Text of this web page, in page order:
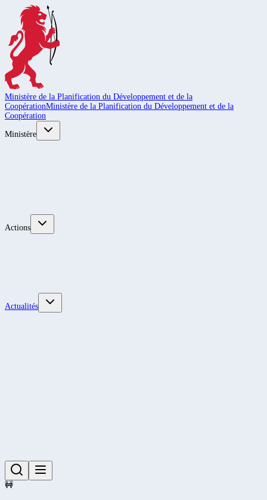
Ministère de la Planification du Développement et de la
CoopérationMinistère de la Planification du Développement et de la
Coopération
Ministère
Actions
Actualités
🚧